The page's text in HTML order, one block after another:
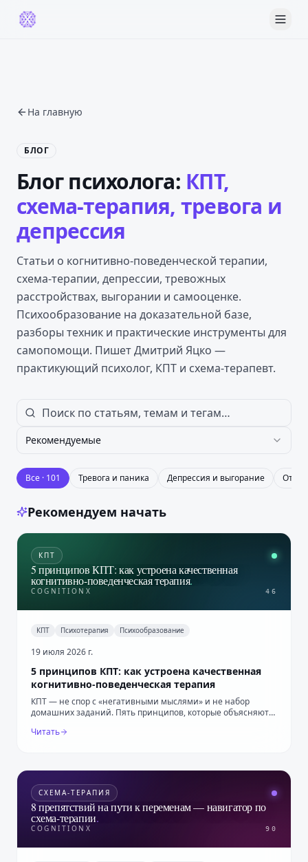
На главную
БЛОГ
Блог психолога: КПТ,
схема-терапия, тревога и
депрессия
Статьи о когнитивно-поведенческой терапии,
схема-терапии, депрессии, тревожных
расстройствах, выгорании и самооценке.
Психообразование на доказательной базе,
разборы техник и практические инструменты для
самопомощи. Пишет Дмитрий Яцко —
практикующий психолог, КПТ и схема-терапевт.
Рекомендуемые
Все · 101 Тревога и паника Депрессия и выгорание
Рекомендуем начать
КПТ
5 принципов КПТ: как устроена качественная
когнитивно-поведенческая терапия.
COGNITIONX 46
КПТ Психотерапия Психообразование
19 июля 2026 г.
5 принципов КПТ: как устроена качественная
когнитивно-поведенческая терапия
КПТ — не спор с «негативными мыслями» и не набор
домашних заданий. Пять принципов, которые объясняют
Читать
СХЕМА-ТЕРАПИЯ
8 препятствий на пути к переменам — навигатор по
схема-терапии.
COGNITIONX 90